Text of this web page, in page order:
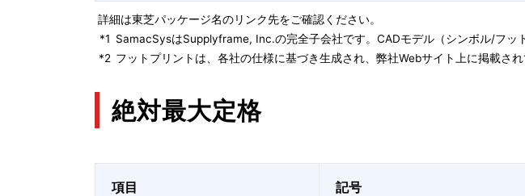
詳細は東芝パッケージ名のリンク先をご確認ください。
*1 SamacSysはSupplyframe, Inc.の完全子会社です。CADモデル（シンボル/フ
*2 フットプリントは、各社の仕様に基づき生成され、弊社Webサイト上に掲載さ
絶対最大定格
項目 記号